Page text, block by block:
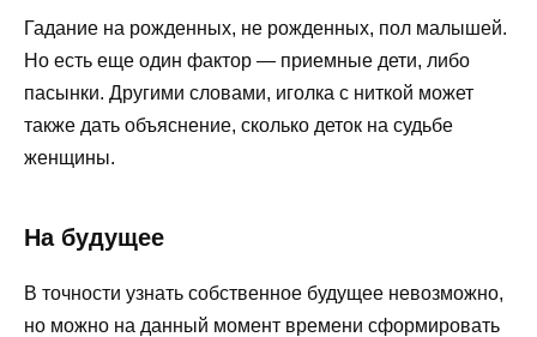
Гадание на рожденных, не рожденных, пол малышей.
Но есть еще один фактор — приемные дети, либо
пасынки. Другими словами, иголка с ниткой может
также дать объяснение, сколько деток на судьбе
женщины.
На будущее
В точности узнать собственное будущее невозможно,
но можно на данный момент времени сформировать